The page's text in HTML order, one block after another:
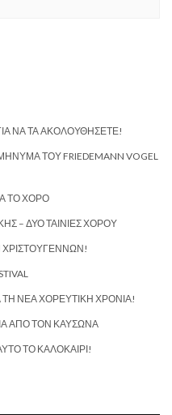
ΝΑ ΤΑ ΑΚΟΛΟΥΘΉΣΕΤΕ!
ΤΟΥ FRIEDEMANN VOGEL
ΤΟ ΧΟΡΌ
– ΔΎΟ ΤΑΙΝΊΕΣ ΧΟΡΟΎ
ΤΗ ΝΈΑ ΧΟΡΕΥΤΙΚΉ ΧΡΟΝΙΆ!
ΑΠΌ ΤΟΝ ΚΑΎΣΩΝΑ
ΤΟ ΚΑΛΟΚΑΊΡΙ!